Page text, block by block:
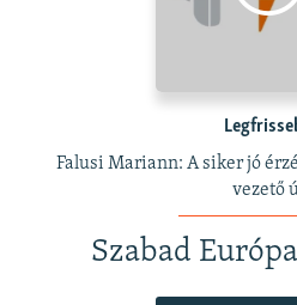
Falusi Mariann: A siker jó
vezető
Szabad